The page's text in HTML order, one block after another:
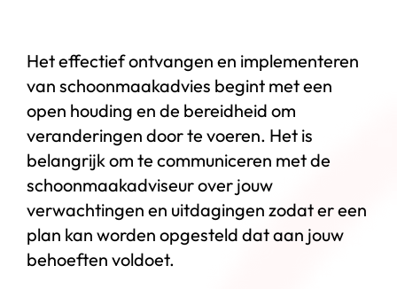
Het effectief ontvangen en implementeren
van schoonmaakadvies begint met een
open houding en de bereidheid om
veranderingen door te voeren. Het is
belangrijk om te communiceren met de
schoonmaakadviseur over jouw
verwachtingen en uitdagingen zodat er een
plan kan worden opgesteld dat aan jouw
behoeften voldoet.